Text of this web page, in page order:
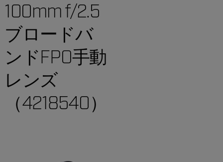
100mm f/2.5
ブロードバ
ンドFPO手動
レンズ
（4218540）